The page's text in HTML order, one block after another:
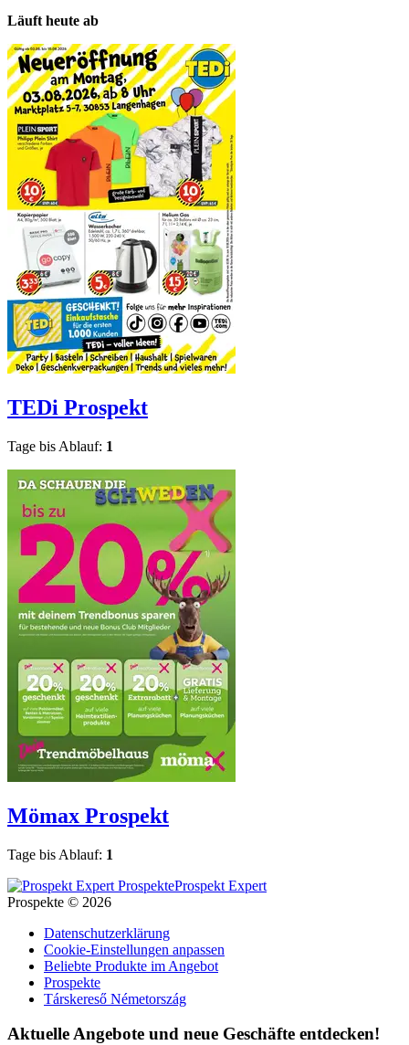
Läuft heute ab
TEDi Prospekt
Tage bis Ablauf: 1
Mömax Prospekt
Tage bis Ablauf: 1
Prospekt Expert
Prospekte © 2026
Datenschutzerklärung
Cookie-Einstellungen anpassen
Beliebte Produkte im Angebot
Prospekte
Társkereső Németország
Aktuelle Angebote und neue Geschäfte entdecken!